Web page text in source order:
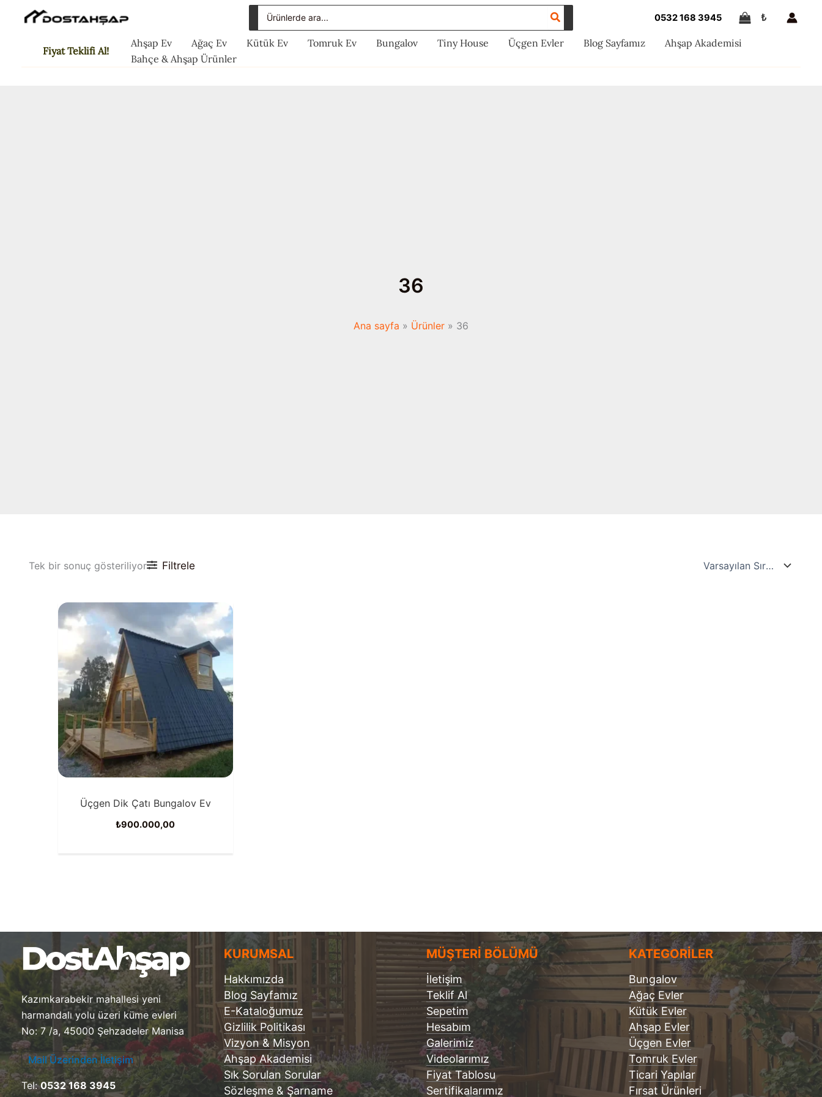
Search
for:
0532 168 3945 ₺
Fiyat Teklifi Al!
Ahşap Ev Ağaç Ev Kütük Ev Tomruk Ev Bungalov Tiny House Üçgen Evler Blog Sayfamız
Ahşap Akademisi
Bahçe & Ahşap Ürünler
36
Ana sayfa Ürünler 36
Tek bir sonuç gösteriliyor Filtrele
Üçgen Dik Çatı Bungalov Ev
₺900.000,00
Kazımkarabekir mahallesi yeni
harmandalı yolu üzeri küme evleri
No: 7 /a, 45000 Şehzadeler Manisa
Mail Üzerinden İletişim
Tel:0532 168 3945
KURUMSAL
Hakkımızda
Blog Sayfamız
E-Kataloğumuz
Gizlilik Politikası
Vizyon & Misyon
Ahşap Akademisi
Sık Sorulan Sorular
Sözleşme & Şarname
MÜŞTERİ BÖLÜMÜ
İletişim
Teklif Al
Sepetim
Hesabım
Galerimiz
Videolarımız
Fiyat Tablosu
Sertifikalarımız
KATEGORİLER
Bungalov
Ağaç Evler
Kütük Evler
Ahşap Evler
Üçgen Evler
Tomruk Evler
Ticari Yapılar
Fırsat Ürünleri